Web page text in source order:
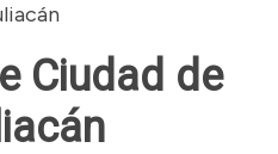
Ciudad de